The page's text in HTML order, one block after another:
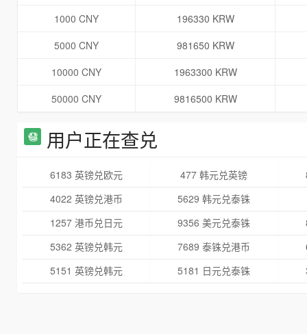
1000 CNY
196330 KRW
5000 CNY
981650 KRW
10000 CNY
1963300 KRW
50000 CNY
9816500 KRW
用户正在查兑
6183 英镑兑欧元 477 韩元兑英镑
4022 英镑兑港币
5629 韩元兑泰铢
1257 港币兑日元
9356 美元兑泰铢
5362 英镑兑韩元
7689 泰铢兑港币
5151 英镑兑韩元
5181 日元兑泰铢